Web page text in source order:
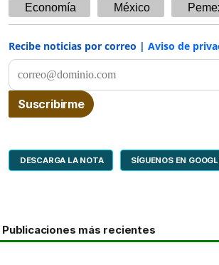
Economía México
Recibe noticias por correo | Aviso de
DESCARGA LA NOTA SÍGUENOS EN
Publicaciones más recientes